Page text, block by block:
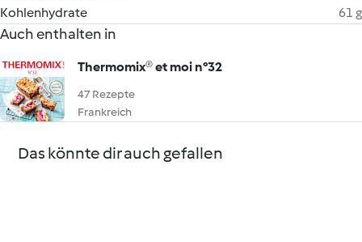
Kohlenhydrate
61 g
Auch enthalten in
Thermomix® et moi n°32
47 Rezepte
Frankreich
Das könnte dir auch gefallen